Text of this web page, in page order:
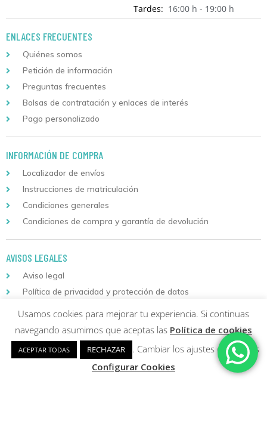
Tardes: 16:00 h - 19:00 h
ENLACES FRECUENTES
Quiénes somos
Petición de información
Preguntas frecuentes
Bolsas de contratación y enlaces de interés
Pago personalizado
INFORMACIÓN DE COMPRA
Localizador de envíos
Instrucciones de matriculación
Condiciones generales
Condiciones de compra y garantía de devolución
AVISOS LEGALES
Aviso legal
Política de privacidad y protección de datos
Política de cookies
Descarga nuestra aplicación
para Android
Usamos cookies para mejorar tu experiencia. Si continuas
navegando asumimos que aceptas las Política de cookies
ACEPTAR TODAS RECHAZAR
. Cambiar los ajustes de cookies
Configurar Cookies